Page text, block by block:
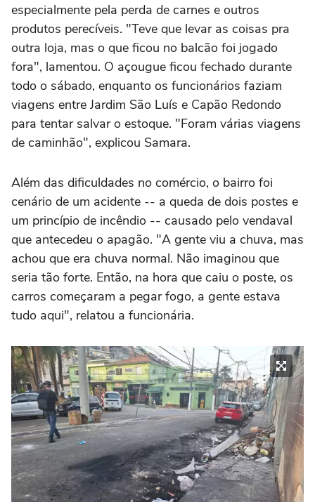
especialmente pela perda de carnes e outros
produtos perecíveis. "Teve que levar as coisas pra
outra loja, mas o que ficou no balcão foi jogado
fora", lamentou. O açougue ficou fechado durante
todo o sábado, enquanto os funcionários faziam
viagens entre Jardim São Luís e Capão Redondo
para tentar salvar o estoque. "Foram várias viagens
de caminhão", explicou Samara.
Além das dificuldades no comércio, o bairro foi
cenário de um acidente -- a queda de dois postes e
um princípio de incêndio -- causado pelo vendaval
que antecedeu o apagão. "A gente viu a chuva, mas
achou que era chuva normal. Não imaginou que
seria tão forte. Então, na hora que caiu o poste, os
carros começaram a pegar fogo, a gente estava
tudo aqui", relatou a funcionária.